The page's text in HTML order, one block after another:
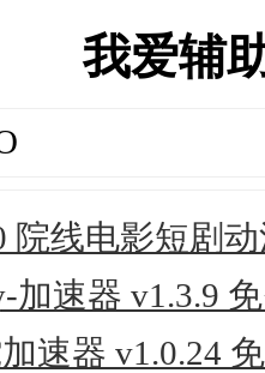
我爱辅
院线电影短剧
加速器 v1.3.9
速器 v1.0.24